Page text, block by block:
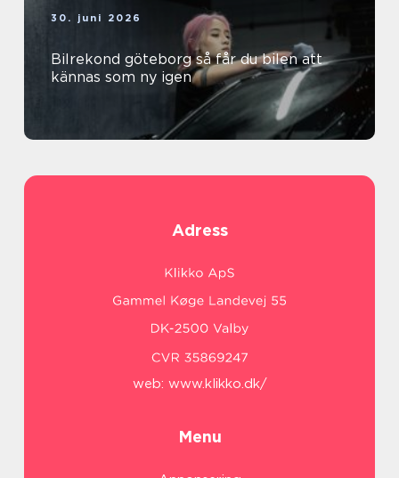
30. juni 2026
Bilrekond göteborg så får du bilen att
kännas som ny igen
Adress
web: www.klikko.dk/
Menu